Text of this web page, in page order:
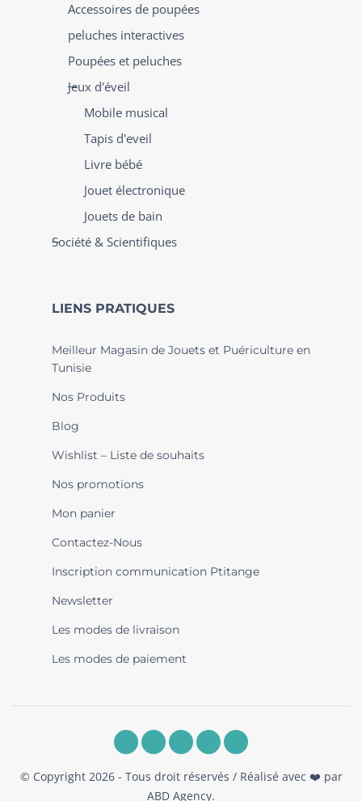
Accessoires de poupées
peluches interactives
Poupées et peluches
Jeux d'éveil
Mobile musical
Tapis d'eveil
Livre bébé
Jouet électronique
Jouets de bain
Société & Scientifiques
LIENS PRATIQUES
Meilleur Magasin de Jouets et Puériculture en
Tunisie
Nos Produits
Blog
Wishlist – Liste de souhaits
Nos promotions
Mon panier
Contactez-Nous
Inscription communication Ptitange
Newsletter
Les modes de livraison
Les modes de paiement
© Copyright 2026 - Tous droit réservés / Réalisé avec ❤️ par
ABD Agency.